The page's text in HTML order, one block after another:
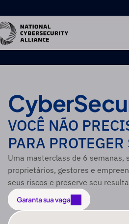
VOCÊ NÃO
PARA
Uma masterclass de 6
proprietários, gestores e
seus riscos e preserve seu
Garanta sua vaga
Garanta sua vaga